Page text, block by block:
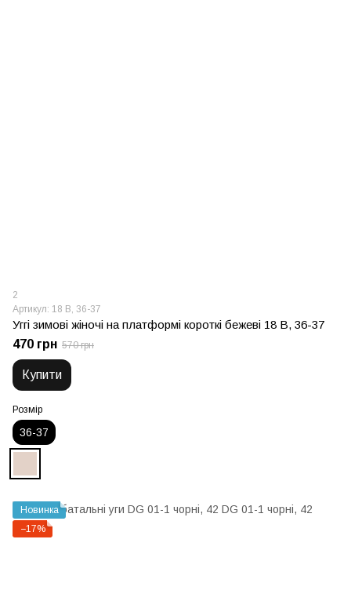
2
Артикул: 18 В, 36-37
Уггі зимові жіночі на платформі короткі бежеві 18 В, 36-37
470 грн 570 грн
Купити
Розмір
36-37
Новинка
−17%